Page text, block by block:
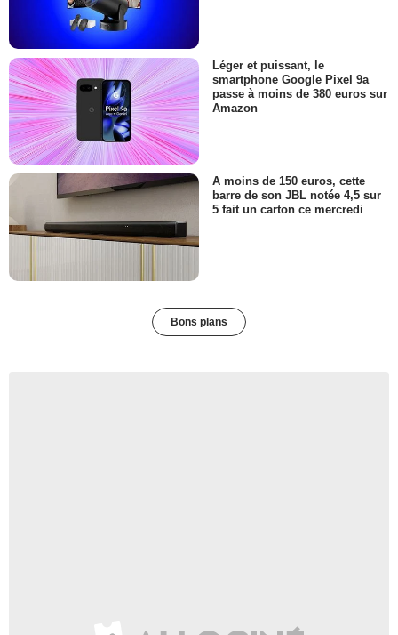
Léger et puissant, le
smartphone Google Pixel 9a
passe à moins de 380 euros sur
Amazon
A moins de 150 euros, cette
barre de son JBL notée 4,5 sur
5 fait un carton ce mercredi
Bons plans